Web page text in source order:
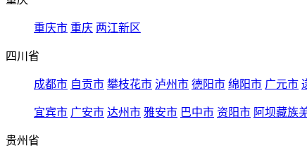
重庆市 重庆 两江新区
四川省
成都市 自贡市 攀枝花市 泸州市 德阳市 绵阳市 广元市
宜宾市 广安市 达州市 雅安市 巴中市 资阳市 阿坝藏族
贵州省